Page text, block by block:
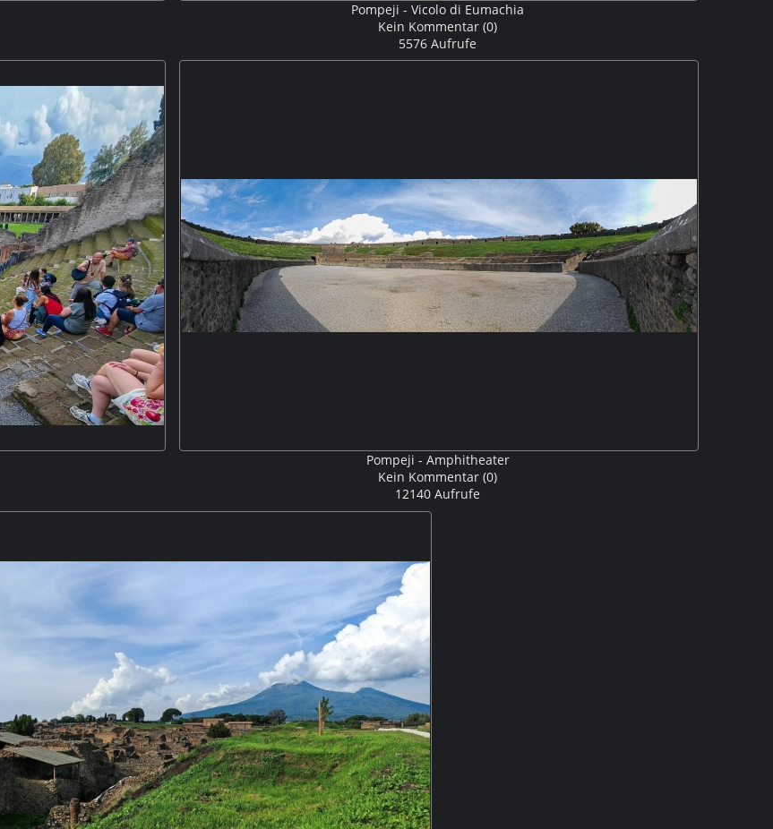
in der Nähe der Porta
Pompeji - Vicolo di Eumachia
Kein Kommentar (0)
5576 Aufrufe
Pompeji - Amphitheater
Kein Kommentar (0)
12140 Aufrufe
nachgeholfen. M5P Panorama mit dem Handy